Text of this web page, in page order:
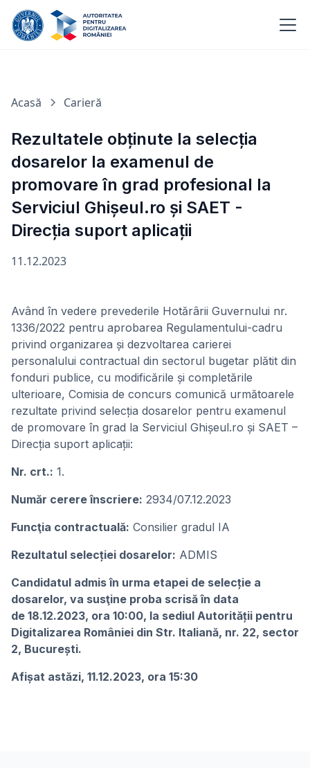
Acasă Carieră
Rezultatele obținute la selecția
dosarelor la examenul de
promovare în grad profesional la
Serviciul Ghișeul.ro și SAET -
Direcția suport aplicații
11.12.2023
Având în vedere prevederile Hotărârii Guvernului nr.
1336/2022 pentru aprobarea Regulamentului-cadru
privind organizarea și dezvoltarea carierei
personalului contractual din sectorul bugetar plătit din
fonduri publice, cu modificările și completările
ulterioare, Comisia de concurs comunică următoarele
rezultate privind selecția dosarelor pentru examenul
de promovare în grad la Serviciul Ghișeul.ro și SAET –
Direcția suport aplicații:
Nr. crt.: 1.
Număr cerere înscriere: 2934/07.12.2023
Funcţia contractuală: Consilier gradul IA
Rezultatul selecției dosarelor: ADMIS
Candidatul admis în urma etapei de selecție a
dosarelor, va susţine proba scrisă în data
de 18.12.2023, ora 10:00, la sediul Autorității pentru
Digitalizarea României din Str. Italiană, nr. 22, sector
2, București.
Afișat astăzi, 11.12.2023, ora 15:30